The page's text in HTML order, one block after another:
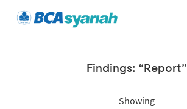
Findings: “Report”
Showing